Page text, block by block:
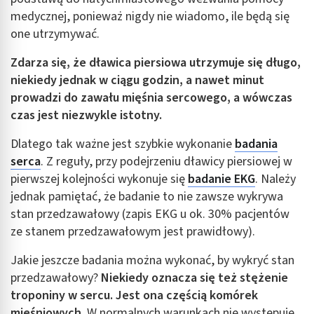
medycznej, ponieważ nigdy nie wiadomo, ile będą się
one utrzymywać.
Zdarza się, że dławica piersiowa utrzymuje się długo,
niekiedy jednak w ciągu godzin, a nawet minut
prowadzi do zawału mięśnia sercowego, a wówczas
czas jest niezwykle istotny.
Dlatego tak ważne jest szybkie wykonanie badania
serca. Z reguły, przy podejrzeniu dławicy piersiowej w
pierwszej kolejności wykonuje się badanie EKG. Należy
jednak pamiętać, że badanie to nie zawsze wykrywa
stan przedzawałowy (zapis EKG u ok. 30% pacjentów
ze stanem przedzawałowym jest prawidłowy).
Jakie jeszcze badania można wykonać, by wykryć stan
przedzawałowy? Niekiedy oznacza się też stężenie
troponiny w sercu. Jest ona częścią komórek
Identyfikowanie urządzeń na podstawie
aktywnie żądanych informacji
Niezbędne
Wydajność (Performance)
Reklama / śledzenie